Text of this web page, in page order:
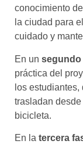
conocimiento
la ciudad para
cuidado y
En un segundo
práctica del
los
trasladan
bicicleta.
En la tercera